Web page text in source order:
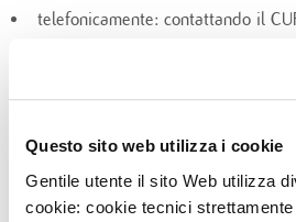
Questo sito web utilizza i cookie
Gentile utente il sito Web utilizza
cookie: cookie tecnici
telefonicamente: contattando il
numeri: 02 58002391 per prestazioni
prestazioni in regime di solvenza
da questo sito tramite Area